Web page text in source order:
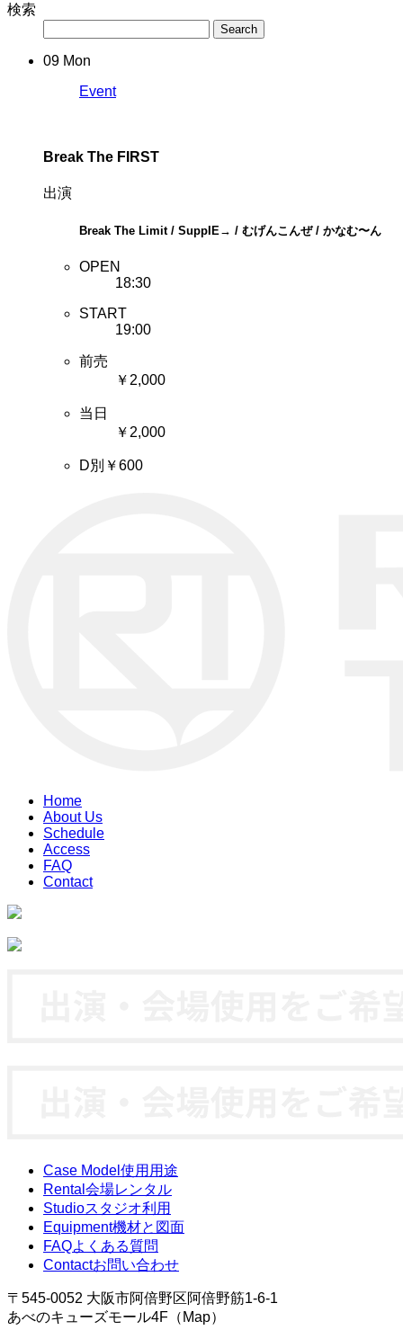
検索
09 Mon
Event
Break The FIRST
出演
Break The Limit / SuppIE→ / むげんこんぜ / かなむ〜ん
OPEN
18:30
START
19:00
前売
￥2,000
当日
￥2,000
D別￥600
Home
About Us
Schedule
Access
FAQ
Contact
Case Model 使用用途
Rental 会場レンタル
Studioスタジオ利用
Equipment機材と図面
FAQよくある質問
Contactお問い合わせ
〒545-0052 大阪市阿倍野区阿倍野筋1-6-1
あべのキューズモール4F（Map）